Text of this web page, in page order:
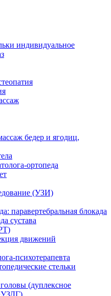
индивидуальное
бедер и ягодиц,
ортопеда
(УЗИ)
паравертебральная блокада
сустава
движений
психотерапевта
стельки
(дуплексное